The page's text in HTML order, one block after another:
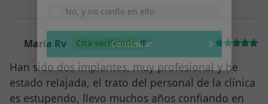
María Rv Cita verificada
Han sido dos implantes, muy profesional y he
estado relajada, el trato del personal de la clínica
es estupendo, llevo muchos años confiando en
No, y no confío en ello
Continuar